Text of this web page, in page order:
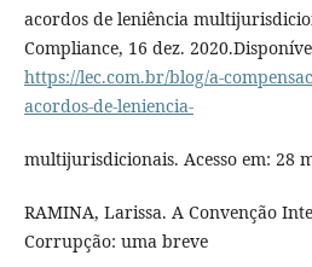
acordos de leniência
Compliance, 16 dez.
https://lec.com.br/blog/a-
acordos-de-leniencia-
multijurisdicionais. Acesso em: 28
RAMINA, Larissa. A Convenção
Corrupção: uma breve